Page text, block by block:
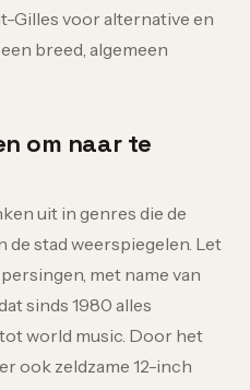
Gilles voor alternative en
breed, algemeen
om naar te
uit in genres die de
stad weerspiegelen. Let
met name van
sinds 1980 alles
world music. Door het
ook zeldzame 12-inch